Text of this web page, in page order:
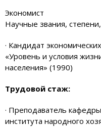
Экономист
Научные звания,
· Кандидат
«Уровень и условия
населения» (1990)
Трудовой стаж:
· Преподаватель
института народного